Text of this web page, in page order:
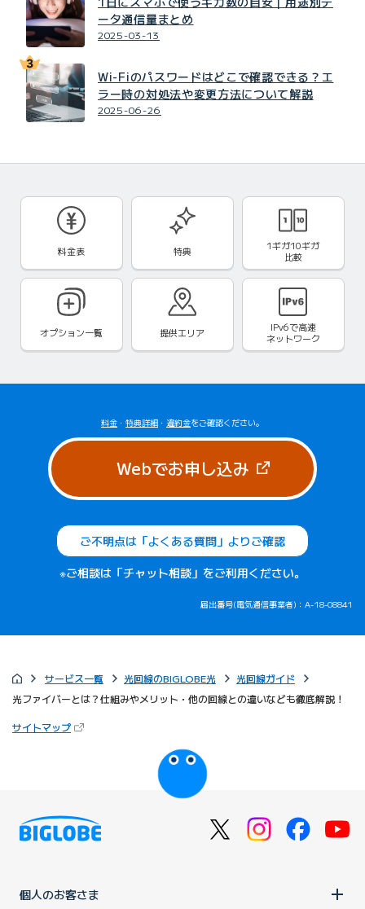
ータ通信量まとめ
2025-03-13
Wi-Fiのパスワードはどこで確認できる？エ
ラー時の対処法や変更方法について解説
2025-06-26
料金表 特典
1ギガ10ギガ
比較
オプション一覧 提供エリア IPv6で高速
ネットワーク
料金 ・ 特典詳細 ・ 違約金をご確認ください。
Webでお申し込み（新しいタブ
ご不明点は「よくある質問」よりご確認
※ご相談は「チャット相談」をご利用ください。
届出番号(電気通信事業者)：A-18-08841
サービス一覧 光回線のBIGLOBE光
光回線ガイド
光ファイバーとは？仕組みやメリット・他の回線との違いなども徹底解説！
サイトマップ（新しいタブで開きます）
個人のお客さま